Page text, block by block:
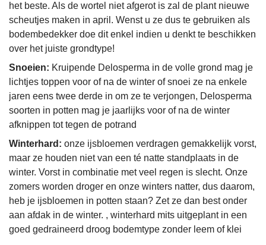
het beste. Als de wortel niet afgerot is zal de plant nieuwe
scheutjes maken in april. Wenst u ze dus te gebruiken als
bodembedekker doe dit enkel indien u denkt te beschikken
over het juiste grondtype!
Snoeien: Kruipende Delosperma in de volle grond mag je
lichtjes toppen voor of na de winter of snoei ze na enkele
jaren eens twee derde in om ze te verjongen, Delosperma
soorten in potten mag je jaarlijks voor of na de winter
afknippen tot tegen de potrand
Winterhard: onze ijsbloemen verdragen gemakkelijk vorst,
maar ze houden niet van een té natte standplaats in de
winter. Vorst in combinatie met veel regen is slecht. Onze
zomers worden droger en onze winters natter, dus daarom,
heb je ijsbloemen in potten staan? Zet ze dan best onder
aan afdak in de winter. , winterhard mits uitgeplant in een
goed gedraineerd droog bodemtype zonder leem of klei